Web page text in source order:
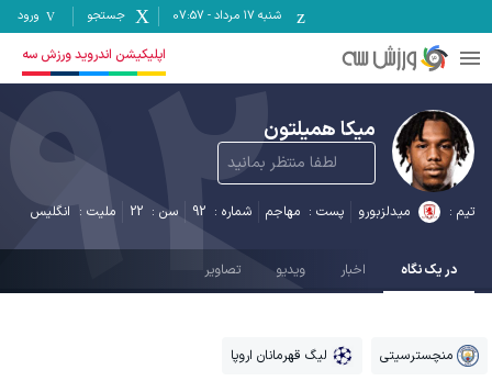
شنبه ۱۷ مرداد -
07:57 جستجو ورود
اپلیکیشن اندروید ورزش سه
میکا همیلتون
لطفا منتظر بمانید
تیم : میدلزبورو پست : مهاجم شماره : 92 سن : 22 ملیت : انگلیس
92 در یک نگاه اخبار ویدیو تصاویر
منچسترسیتی لیگ قهرمانان اروپا